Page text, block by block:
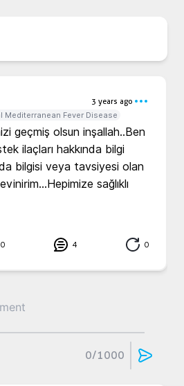
3 years ago
Mediterranean Fever Disease
geçmiş olsun inşallah..Ben
ilaçları hakkında bilgi
bilgisi veya tavsiyesi olan
sağlıklı
0 4 0
0/1000